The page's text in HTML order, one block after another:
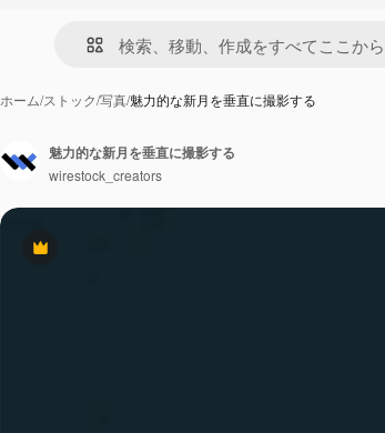
ホーム/ストック/写真/魅力的な新月を垂直に撮影する
Premium
魅力的な新月を垂直に撮影する
wirestock_creators